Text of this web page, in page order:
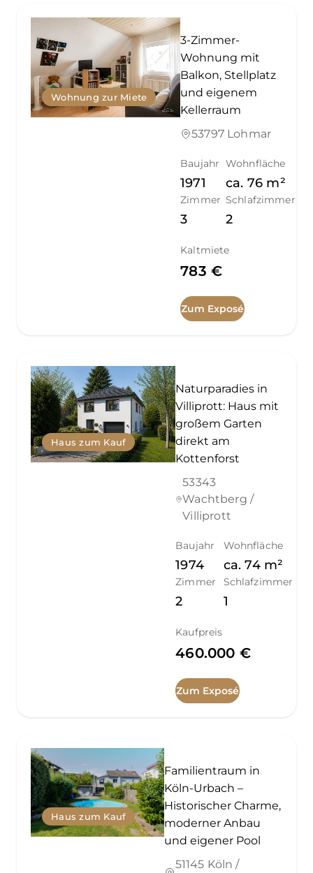
Wohnung zur Miete
3-Zimmer-
Wohnung mit
Balkon, Stellplatz
und eigenem
Kellerraum
53797 Lohmar
Baujahr
1971
Wohnfläche
ca. 76 m²
Zimmer
3
Schlafzimmer
2
Kaltmiete
783 €
Zum Exposé
Haus zum Kauf
Naturparadies in
Villiprott: Haus mit
großem Garten
direkt am
Kottenforst
53343
Wachtberg /
Villiprott
Baujahr
1974
Wohnfläche
ca. 74 m²
Zimmer
2
Schlafzimmer
1
Kaufpreis
460.000 €
Zum Exposé
Haus zum Kauf
Familientraum in
Köln-Urbach –
Historischer Charme,
moderner Anbau
und eigener Pool
51145 Köln /